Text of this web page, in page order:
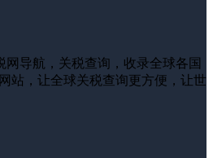
网导航，关税查询，收录全球各国
站，让全球关税查询更方便，让世